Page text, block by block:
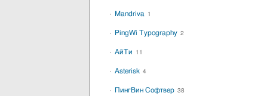
Mandriva 1
PingWi Typography 2
АйТи 11
Asterisk 4
ПингВин Софтвер 38